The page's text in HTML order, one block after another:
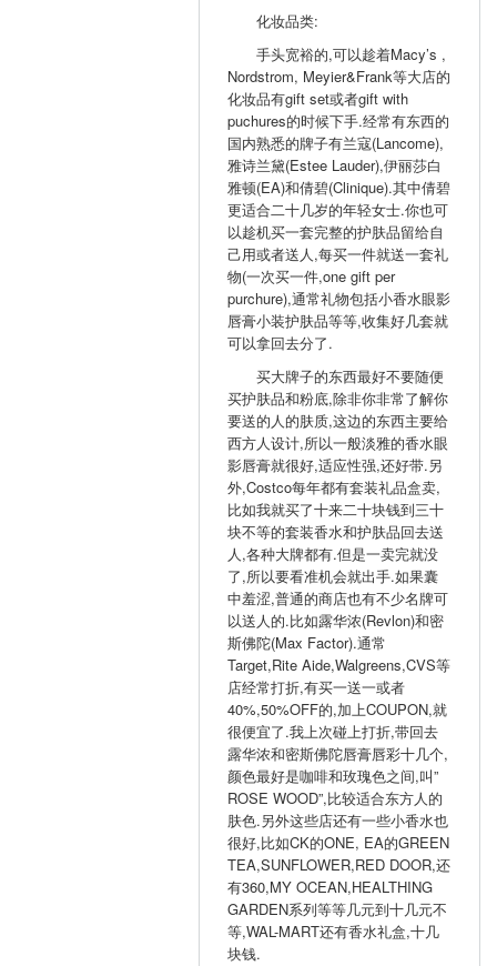
化妆品类:
手头宽裕的,可以趁着Macy’s ,
Nordstrom, Meyier&Frank等大店的
化妆品有gift set或者gift with
puchures的时候下手.经常有东西的
国内熟悉的牌子有兰寇(Lancome),
雅诗兰黛(Estee Lauder),伊丽莎白
雅顿(EA)和倩碧(Clinique).其中倩碧
更适合二十几岁的年轻女士.你也可
以趁机买一套完整的护肤品留给自
己用或者送人,每买一件就送一套礼
物(一次买一件,one gift per
purchure),通常礼物包括小香水眼影
唇膏小装护肤品等等,收集好几套就
可以拿回去分了.
买大牌子的东西最好不要随便
买护肤品和粉底,除非你非常了解你
要送的人的肤质,这边的东西主要给
西方人设计,所以一般淡雅的香水眼
影唇膏就很好,适应性强,还好带.另
外,Costco每年都有套装礼品盒卖,
比如我就买了十来二十块钱到三十
块不等的套装香水和护肤品回去送
人,各种大牌都有.但是一卖完就没
了,所以要看准机会就出手.如果囊
中羞涩,普通的商店也有不少名牌可
以送人的.比如露华浓(Revlon)和密
斯佛陀(Max Factor).通常
Target,Rite Aide,Walgreens,CVS等
店经常打折,有买一送一或者
40%,50%OFF的,加上COUPON,就
很便宜了.我上次碰上打折,带回去
露华浓和密斯佛陀唇膏唇彩十几个,
颜色最好是咖啡和玫瑰色之间,叫”
ROSE WOOD”,比较适合东方人的
肤色.另外这些店还有一些小香水也
很好,比如CK的ONE, EA的GREEN
TEA,SUNFLOWER,RED DOOR,还
有360,MY OCEAN,HEALTHING
GARDEN系列等等几元到十几元不
等,WAL-MART还有香水礼盒,十几
块钱.